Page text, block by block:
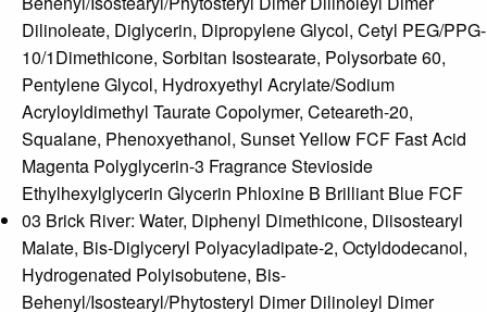
Dilinoleate, Diglycerin, Dipropylene Glycol, Cetyl PEG/PPG-
10/1Dimethicone, Sorbitan Isostearate, Polysorbate 60,
Pentylene Glycol, Hydroxyethyl Acrylate/Sodium
Acryloyldimethyl Taurate Copolymer, Ceteareth-20,
Squalane, Phenoxyethanol, Sunset Yellow FCF Fast Acid
Magenta Polyglycerin-3 Fragrance Stevioside
Ethylhexylglycerin Glycerin Phloxine B Brilliant Blue FCF
03 Brick River: Water, Diphenyl Dimethicone, Diisostearyl
Malate, Bis-Diglyceryl Polyacyladipate-2, Octyldodecanol,
Hydrogenated Polyisobutene, Bis-
Behenyl/Isostearyl/Phytosteryl Dimer Dilinoleyl Dimer